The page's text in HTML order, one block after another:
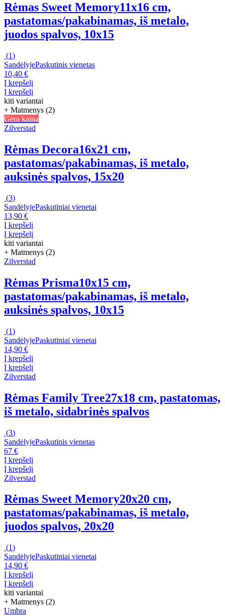
Rėmas Sweet Memory11x16 cm,
pastatomas/pakabinamas, iš metalo,
juodos spalvos, 10x15
(1)
SandėlyjePaskutinis vienetas
10,40 €
Į krepšelį
Į krepšelį
kiti variantai
+ Matmenys (2)
Gera kaina
Zilverstad
Rėmas Decora16x21 cm,
pastatomas/pakabinamas, iš metalo,
auksinės spalvos, 15x20
(3)
SandėlyjePaskutiniai vienetai
13,90 €
Į krepšelį
Į krepšelį
kiti variantai
+ Matmenys (2)
Zilverstad
Rėmas Prisma10x15 cm,
pastatomas/pakabinamas, iš metalo,
auksinės spalvos, 10x15
(1)
SandėlyjePaskutiniai vienetai
14,90 €
Į krepšelį
Į krepšelį
Zilverstad
Rėmas Family Tree27x18 cm, pastatomas,
iš metalo, sidabrinės spalvos
(3)
SandėlyjePaskutinis vienetas
67 €
Į krepšelį
Į krepšelį
Zilverstad
Rėmas Sweet Memory20x20 cm,
pastatomas/pakabinamas, iš metalo,
juodos spalvos, 20x20
(1)
SandėlyjePaskutiniai vienetai
14,90 €
Į krepšelį
Į krepšelį
kiti variantai
+ Matmenys (2)
Umbra